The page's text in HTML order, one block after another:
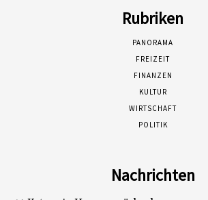
Rubriken
PANORAMA
FREIZEIT
FINANZEN
KULTUR
WIRTSCHAFT
POLITIK
Nachrichten